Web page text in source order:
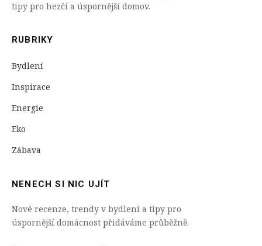
tipy pro hezčí a úspornější domov.
RUBRIKY
Bydlení
Inspirace
Energie
Eko
Zábava
NENECH SI NIC UJÍT
Nové recenze, trendy v bydlení a tipy pro
úspornější domácnost přidáváme průběžně.